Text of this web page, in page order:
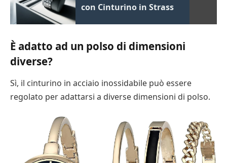
con Cinturino in Strass
È adatto ad un polso di dimensioni
diverse?
Sì, il cinturino in acciaio inossidabile può essere
regolato per adattarsi a diverse dimensioni di polso.